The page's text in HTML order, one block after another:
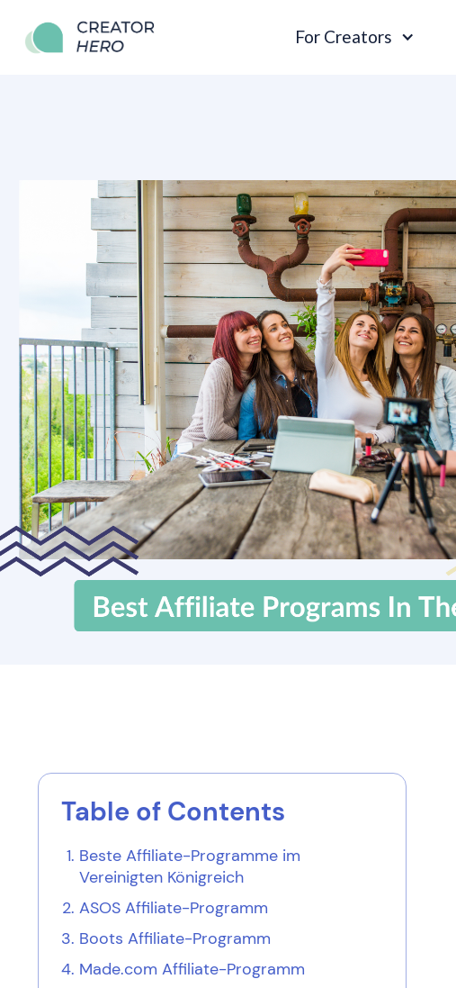
For Creators
Table of Contents
Beste Affiliate-Programme im
Vereinigten Königreich
ASOS Affiliate-Programm
Boots Affiliate-Programm
Made.com Affiliate-Programm